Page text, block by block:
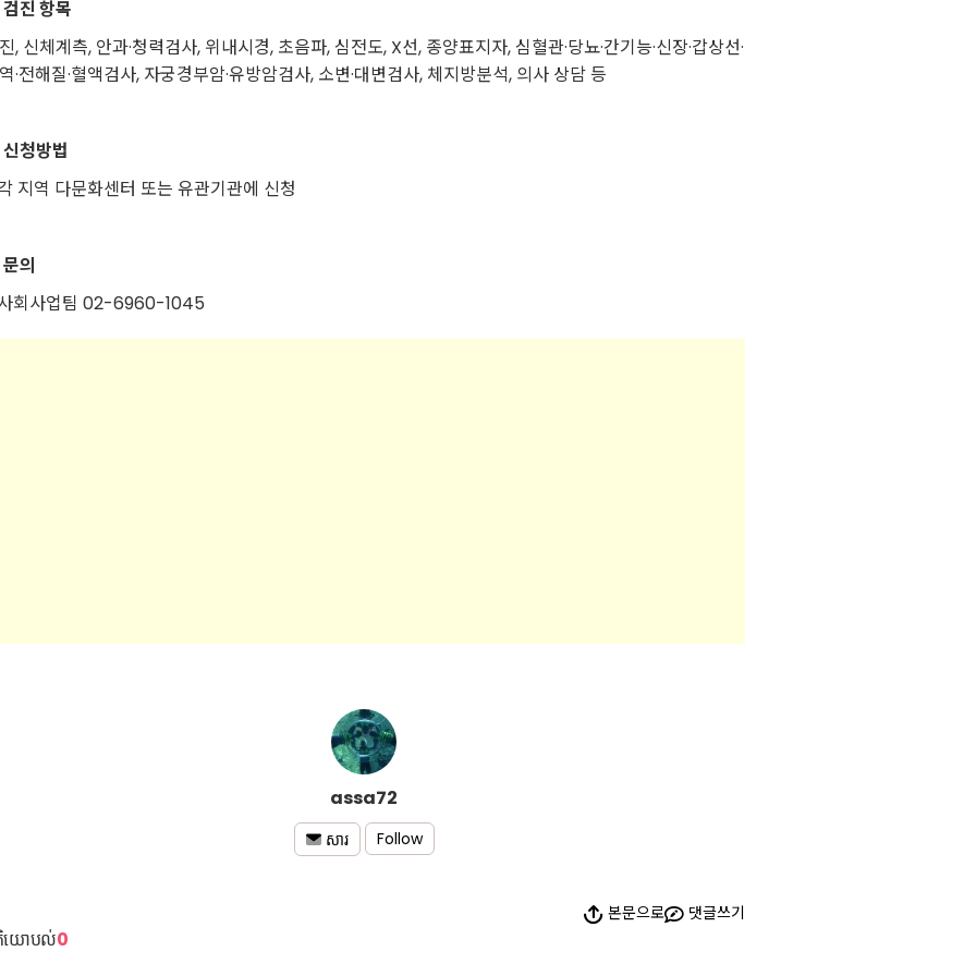
진 항목
, 신체계측, 안과·청력검사, 위내시경, 초음파, 심전도, X선, 종양표지자, 심혈관·당뇨·간기능·신장·갑상선·
·전해질·혈액검사, 자궁경부암·유방암검사, 소변·대변검사, 체지방분석, 의사 상담 등
청방법
지역 다문화센터 또는 유관기관에 신청
의
회사업팀 02-6960-1045
assa72
សារ Follow
យោបល់0
본문으로 댓글쓰기